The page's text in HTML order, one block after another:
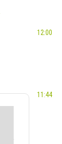
12:00
11:44